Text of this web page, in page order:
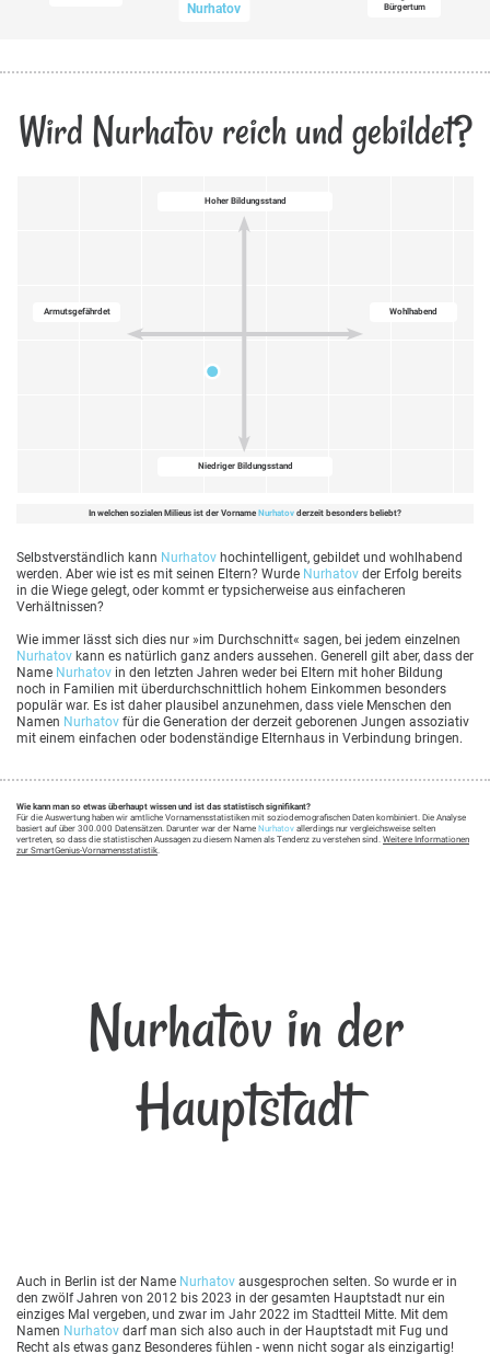
Nurhatov
Bürgertum
Wird Nurhatov reich und gebildet?
Hoher Bildungsstand
Wohlhabend
Niedriger Bildungsstand
Armutsgefährdet
In welchen sozialen Milieus ist der Vorname Nurhatov derzeit besonders beliebt?
Selbstverständlich kann Nurhatov hochintelligent, gebildet und wohlhabend
werden. Aber wie ist es mit seinen Eltern? Wurde Nurhatov der Erfolg bereits
in die Wiege gelegt, oder kommt er typsicherweise aus einfacheren
Verhältnissen?
Wie immer lässt sich dies nur »im Durchschnitt« sagen, bei jedem einzelnen
Nurhatov kann es natürlich ganz anders aussehen. Generell gilt aber, dass der
Name Nurhatov in den letzten Jahren weder bei Eltern mit hoher Bildung
noch in Familien mit überdurchschnittlich hohem Einkommen besonders
populär war. Es ist daher plausibel anzunehmen, dass viele Menschen den
Namen Nurhatov für die Generation der derzeit geborenen Jungen assoziativ
mit einem einfachen oder bodenständige Elternhaus in Verbindung bringen.
Wie kann man so etwas überhaupt wissen und ist das statistisch signifikant?
Für die Auswertung haben wir amtliche Vornamensstatistiken mit soziodemografischen Daten kombiniert. Die Analyse
basiert auf über 300.000 Datensätzen. Darunter war der Name Nurhatov allerdings nur vergleichsweise selten
vertreten, so dass die statistischen Aussagen zu diesem Namen als Tendenz zu verstehen sind. Weitere Informationen
zur SmartGenius-Vornamensstatistik.
Nurhatov in der
Hauptstadt
Auch in Berlin ist der Name Nurhatov ausgesprochen selten. So wurde er in
den zwölf Jahren von 2012 bis 2023 in der gesamten Hauptstadt nur ein
einziges Mal vergeben, und zwar im Jahr 2022 im Stadtteil Mitte. Mit dem
Namen Nurhatov darf man sich also auch in der Hauptstadt mit Fug und
Recht als etwas ganz Besonderes fühlen - wenn nicht sogar als einzigartig!